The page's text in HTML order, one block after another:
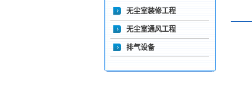
无尘室装修工程
无尘室通风工程
排气设备